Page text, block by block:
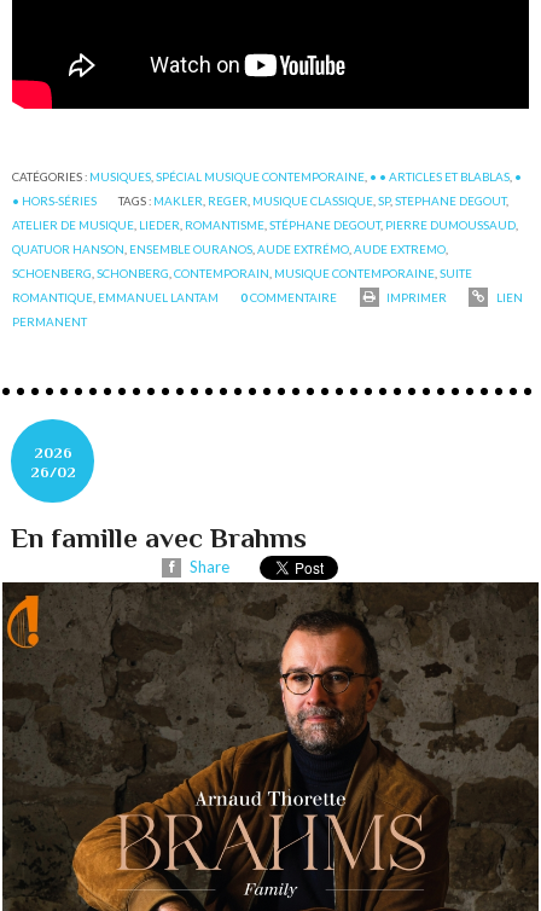
CATÉGORIES : MUSIQUES ,SPÉCIAL MUSIQUE CONTEMPORAINE • • ARTICLES ET BLABLAS •
• HORS-SÉRIES
TAGS : MAKLER REGER MUSIQUE CLASSIQUE ,SP,STEPHANE DEGOUT,
ATELIER DE MUSIQUE LIEDER ROMANTISME ,STÉPHANE DEGOUT, PIERRE DUMOUSSAUD
QUATUOR HANSON ENSEMBLE OURANOS ,AUDE EXTRÉMO ,AUDE EXTREMO
SCHOENBERG ,SCHONBERG ,CONTEMPORAIN MUSIQUE CONTEMPORAINE ,SUITE
ROMANTIQUE EMMANUEL LANTAM 0COMMENTAIRE IMPRIMER
LIEN
PERMANENT
2026
26/02
En famille avec Brahms
Share